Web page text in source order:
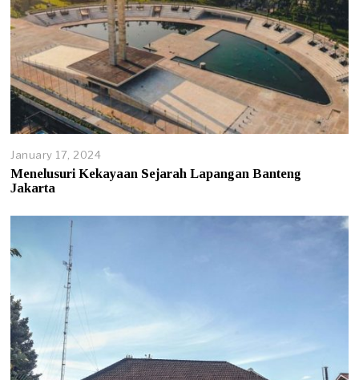
January 17, 2024
Menelusuri Kekayaan Sejarah Lapangan Banteng
Jakarta